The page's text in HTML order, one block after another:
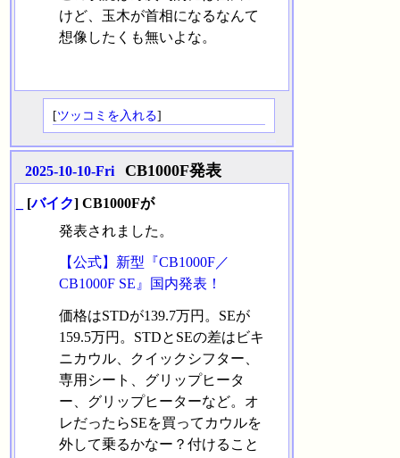
けど、玉木が首相になるなんて
想像したくも無いよな。
[ツッコミを入れる]
2025-10-10-Fri CB1000F発表
[バイク] CB1000Fが
発表されました。
【公式】新型『CB1000F／
CB1000F SE』国内発表！
価格はSTDが139.7万円。SEが
159.5万円。STDとSEの差はビキ
ニカウル、クイックシフター、
専用シート、グリップヒータ
ー、グリップヒーターなど。オ
レだったらSEを買ってカウルを
外して乗るかなー？付けること